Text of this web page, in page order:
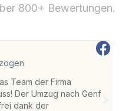
800+ Bewertungen.
Team der Firma
Der Umzug nach Genf
dank der